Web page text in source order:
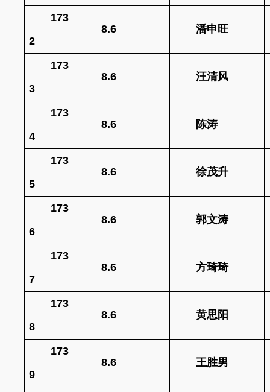
173
2
8.6 潘申旺
173
3
8.6 汪清风
173
4
8.6 陈涛
173
5
8.6 徐茂升
173
6
8.6 郭文涛
173
7
8.6 方琦琦
173
8
8.6 黄思阳
173
9
8.6 王胜男